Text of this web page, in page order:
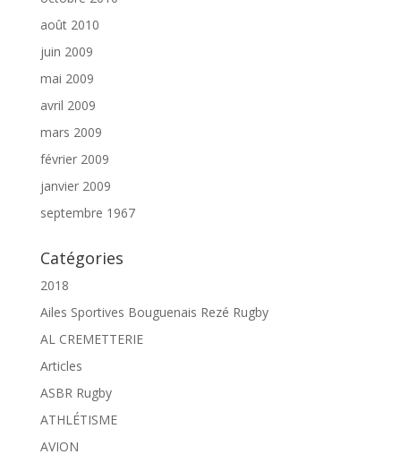
août 2010
juin 2009
mai 2009
avril 2009
mars 2009
février 2009
janvier 2009
septembre 1967
Catégories
2018
Ailes Sportives Bouguenais Rezé Rugby
AL CREMETTERIE
Articles
ASBR Rugby
ATHLÉTISME
AVION